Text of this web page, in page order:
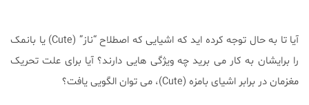
آیا تا به حال توجه کرده اید که اشیایی که اصطلاح “ناز” (Cute) یا بانمک
را برایشان به کار می برید چه ویژگی هایی دارند؟ آیا برای علت تحریک
مغزمان در برابر اشیای بامزه (Cute)، می توان الگویی یافت؟